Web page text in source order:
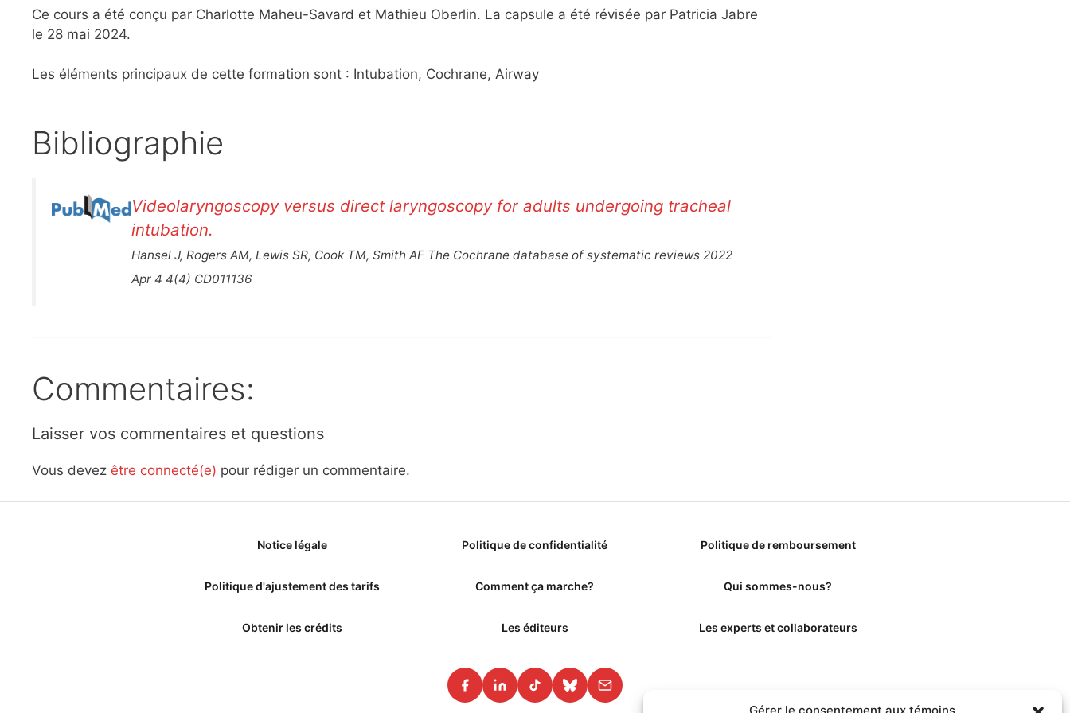
Ce cours a été conçu par Charlotte Maheu-Savard et Mathieu Oberlin. La capsule a été révisée par Patricia Jabre
le 28 mai 2024.
Les éléments principaux de cette formation sont : Intubation, Cochrane, Airway
Bibliographie
Videolaryngoscopy versus direct laryngoscopy for adults undergoing tracheal
intubation.
Hansel J, Rogers AM, Lewis SR, Cook TM, Smith AF The Cochrane database of systematic reviews 2022
Apr 4 4(4) CD011136
Commentaires:
Laisser vos commentaires et questions
Vous devez être connecté(e) pour rédiger un commentaire.
Notice légale Politique de confidentialité Politique de remboursement
Politique d'ajustement des tarifs Comment ça marche? Qui sommes-nous?
Obtenir les crédits Les éditeurs Les experts et collaborateurs